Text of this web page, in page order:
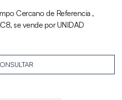
Cercano de Referencia ,
se vende por UNIDAD